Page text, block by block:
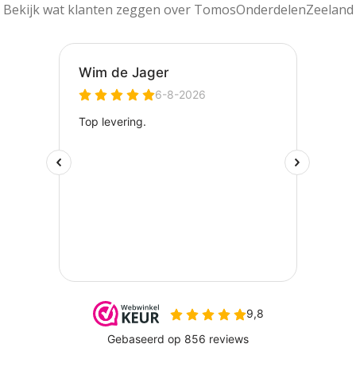
Bekijk wat klanten zeggen over TomosOnderdelenZeeland